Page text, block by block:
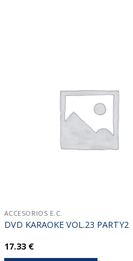
ACCESORIOS E.C.
DVD KARAOKE VOL.23 PARTY2
17.33 €